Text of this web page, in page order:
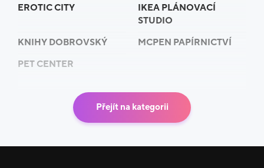
EROTIC CITY
IKEA PLÁNOVACÍ
STUDIO
KNIHY DOBROVSKÝ
MCPEN PAPÍRNICTVÍ
PET CENTER
Přejít na kategorii